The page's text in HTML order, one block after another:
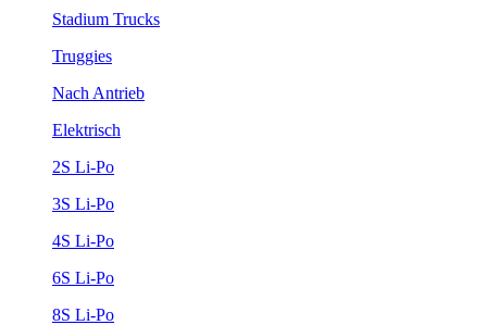
Stadium Trucks
Truggies
Nach Antrieb
Elektrisch
2S Li-Po
3S Li-Po
4S Li-Po
6S Li-Po
8S Li-Po